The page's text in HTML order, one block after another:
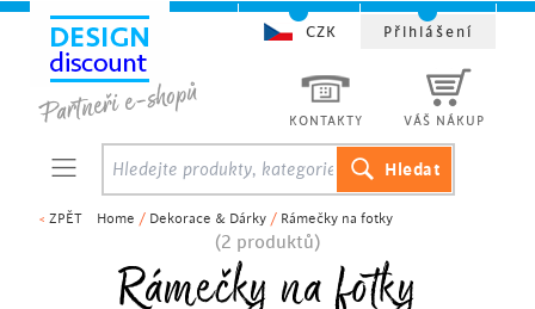
< ZPĚT Home / Dekorace & Dárky / Rámečky na fotky
(2 produktů)
Rámečky na fotky
KONTAKTY VÁŠ NÁKUP
CZK Přihlášení